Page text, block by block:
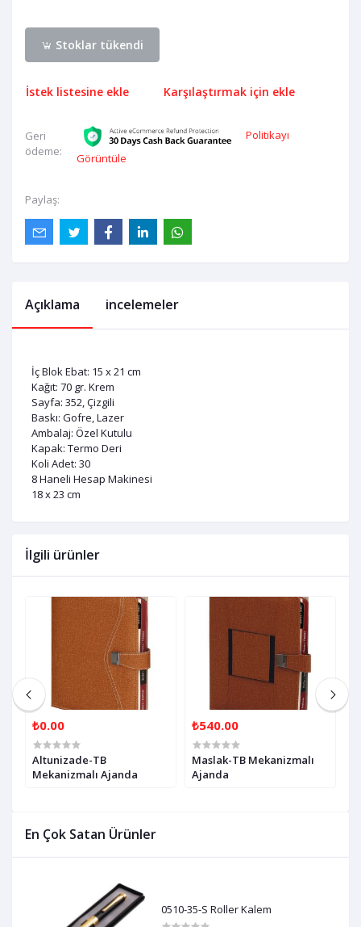
Stoklar tükendi
İstek listesine ekle Karşılaştırmak için ekle
Geri
ödeme:
Politikayı
Görüntüle
Paylaş:
En Çok Satan Ürünler
0510-35-S Roller Kalem
Açıklama incelemeler
İç Blok Ebat: 15 x 21 cm
Kağıt: 70 gr. Krem
Sayfa: 352, Çizgili
Baskı: Gofre, Lazer
Ambalaj: Özel Kutulu
Kapak: Termo Deri
Koli Adet: 30
8 Haneli Hesap Makinesi
18 x 23 cm
İlgili ürünler
₺0.00
Altunizade-TB
Mekanizmalı Ajanda
₺540.00
Maslak-TB Mekanizmalı
Ajanda